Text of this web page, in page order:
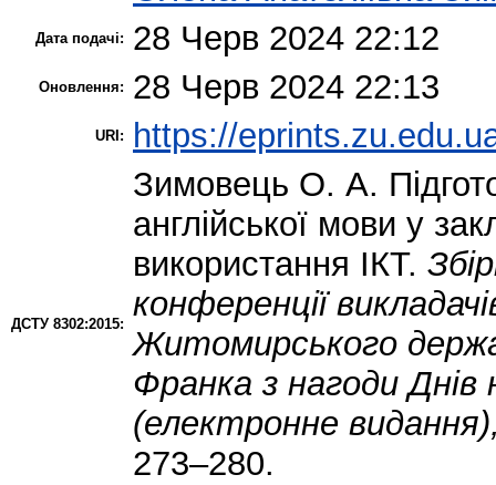
Дата подачі: 28 Черв 2024 22:12
Оновлення: 28 Черв 2024 22:13
URI: https://
ДСТУ 8302:2015:
Зимовець О. А.
англійської мови у
використання ІКТ.
конференції
Житомирського
Франка з нагоди Днів
(електронне
273–280.